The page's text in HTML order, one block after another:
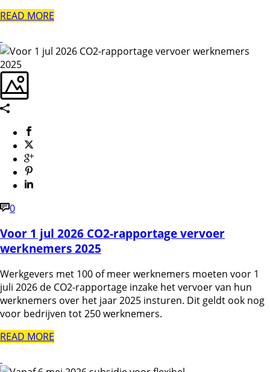
READ MORE
0
Voor 1 jul 2026 CO2-rapportage vervoer
werknemers 2025
Werkgevers met 100 of meer werknemers moeten voor 1
juli 2026 de CO2-rapportage inzake het vervoer van hun
werknemers over het jaar 2025 insturen. Dit geldt ook nog
voor bedrijven tot 250 werknemers.
READ MORE